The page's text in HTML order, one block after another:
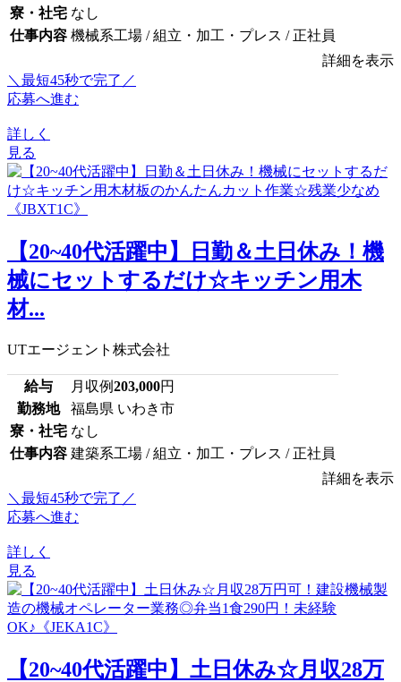
寮・社宅 なし
仕事内容 機械系工場 / 組立・加工・プレス / 正社員
詳細を表示
＼最短45秒で完了／
応募へ進む
詳しく
見る
【20~40代活躍中】日勤＆土日休み！機
械にセットするだけ☆キッチン用木
材...
UTエージェント株式会社
給与 月収例203,000円
勤務地
福島県 いわき市
寮・社宅 なし
仕事内容 建築系工場 / 組立・加工・プレス / 正社員
詳細を表示
＼最短45秒で完了／
応募へ進む
詳しく
見る
【20~40代活躍中】土日休み☆月収28万